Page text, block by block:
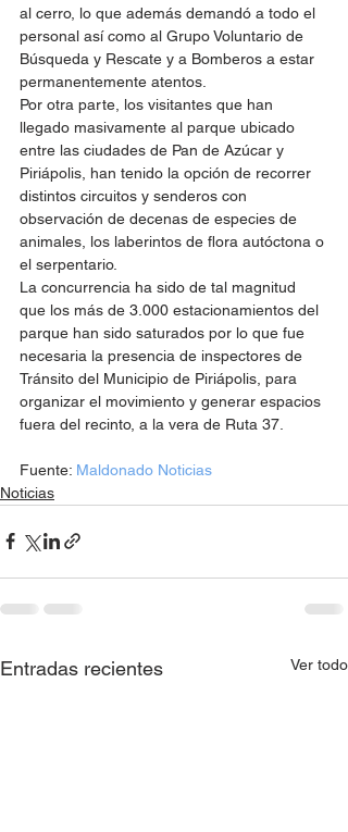
al cerro, lo que además demandó a todo el
personal así como al Grupo Voluntario de
Búsqueda y Rescate y a Bomberos a estar
permanentemente atentos.
Por otra parte, los visitantes que han
llegado masivamente al parque ubicado
entre las ciudades de Pan de Azúcar y
Piriápolis, han tenido la opción de recorrer
distintos circuitos y senderos con
observación de decenas de especies de
animales, los laberintos de flora autóctona o
el serpentario.
La concurrencia ha sido de tal magnitud
que los más de 3.000 estacionamientos del
parque han sido saturados por lo que fue
necesaria la presencia de inspectores de
Tránsito del Municipio de Piriápolis, para
organizar el movimiento y generar espacios
fuera del recinto, a la vera de Ruta 37.
Fuente: Maldonado Noticias
Noticias
Entradas recientes Ver todo